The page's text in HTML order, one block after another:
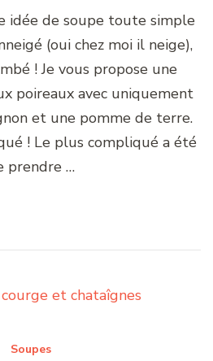
idée de soupe toute simple
(oui chez moi il neige),
! Je vous propose une
poireaux avec uniquement
et une pomme de terre.
! Le plus compliqué a été
prendre …
Soupes